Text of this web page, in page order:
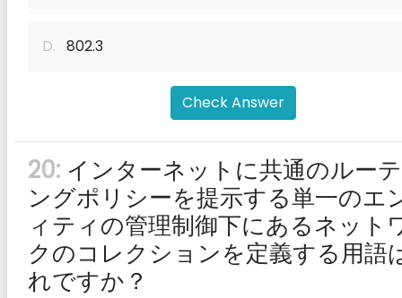
D. 802.3
Check Answer
20: インターネットに共通のルー
ングポリシーを提示する単一のエ
ィティの管理制御下にあるネット
クのコレクションを定義する用語
れですか？